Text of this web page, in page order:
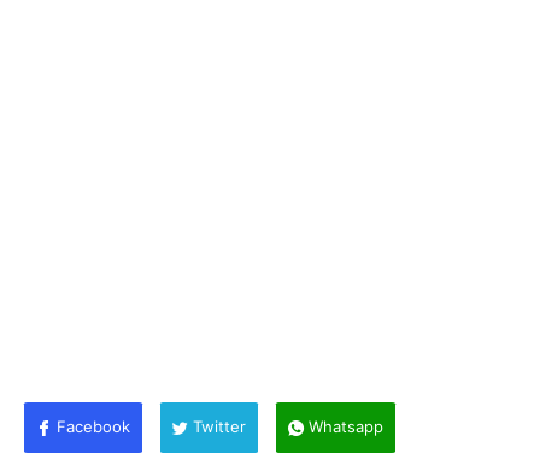
Facebook Twitter Whatsapp